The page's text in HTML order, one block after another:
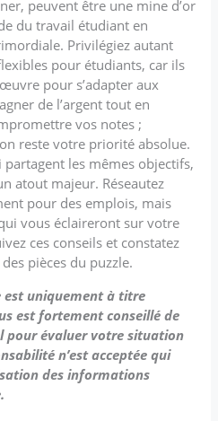
peuvent être une mine d’or
du travail étudiant en
Privilégiez autant
pour étudiants, car ils
pour s’adapter aux
de l’argent tout en
vos notes ;
reste votre priorité absolue.
les mêmes objectifs,
atout majeur. Réseautez
pour des emplois, mais
vous éclaireront sur votre
ces conseils et constatez
pièces du puzzle.
est uniquement à titre
est fortement conseillé de
pour évaluer votre situation
n’est acceptée qui
des informations